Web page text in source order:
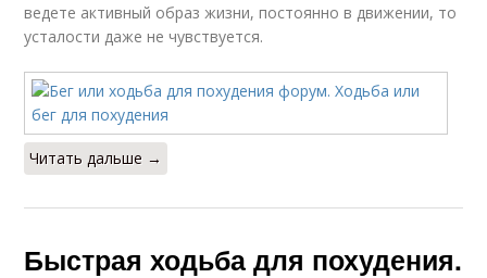
ведете активный образ жизни, постоянно в движении, то
усталости даже не чувствуется.
Читать дальше →
Быстрая ходьба для похудения.